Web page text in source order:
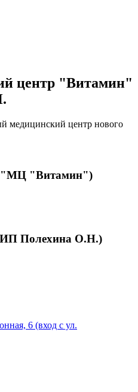
центр "Витамин"
медицинский центр нового
"МЦ "Витамин")
Полехина О.Н.)
6 (вход с ул.